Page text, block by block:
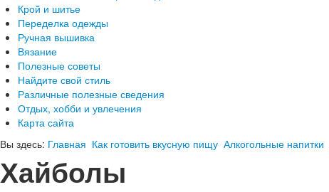
Крой и шитье
Переделка одежды
Ручная вышивка
Вязание
Полезные советы
Найдите свой стиль
Различные полезные сведения
Отдых, хобби и увлечения
Карта сайта
Вы здесь: Главная Как готовить вкусную пищу Алкогольные напитки
Хайболы